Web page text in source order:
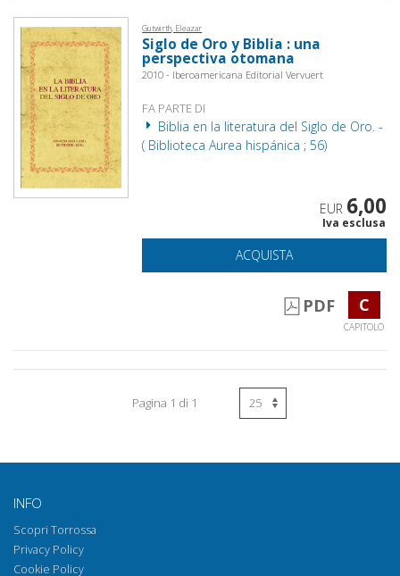
Gutwirth, Eleazar
Siglo de Oro y Biblia : una
perspectiva otomana
2010 - Iberoamericana Editorial Vervuert
FA PARTE DI
Biblia en la literatura del Siglo de Oro. -
( Biblioteca Aurea hispánica ; 56)
EUR 6,00
Iva esclusa
ACQUISTA
PDF C
CAPITOLO
Pagina 1 di 1
INFO
Scopri Torrossa
Privacy Policy
Cookie Policy